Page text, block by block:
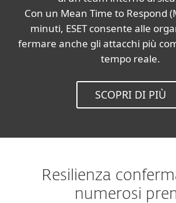
Con un Mean Time to Respond
minuti, ESET consente alle
fermare anche gli attacchi più
tempo reale.
SCOPRI DI PIÙ
Resilienza
numerosi